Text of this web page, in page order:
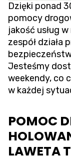
Dzięki ponad
pomocy
jakość usług
zespół działa
Jesteśmy
weekendy, co
w każdej
POMOC
LAWETA